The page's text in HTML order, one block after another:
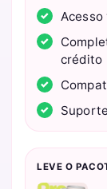
crédito
LEVE O